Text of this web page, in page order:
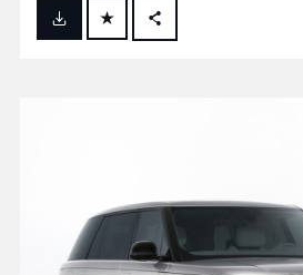
FACEBOOK